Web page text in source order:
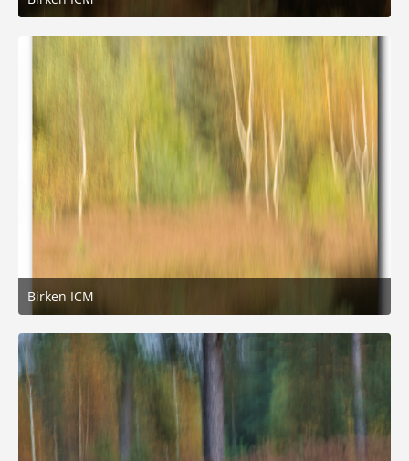
12. Oktober 2025 um 15:29
2
Birken ICM
12. Oktober 2025 um 15:29
1